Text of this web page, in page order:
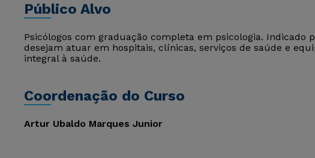
Público Alvo
Psicólogos com graduação completa em psicologia. Indicado
desejam atuar em hospitais, clínicas, serviços de saúde e
integral à saúde.
Coordenação do Curso
Artur Ubaldo Marques Junior